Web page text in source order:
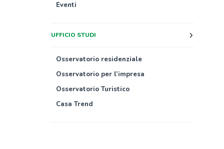
Eventi
UFFICIO STUDI
Osservatorio residenziale
Osservatorio per l’impresa
Osservatorio Turistico
Casa Trend